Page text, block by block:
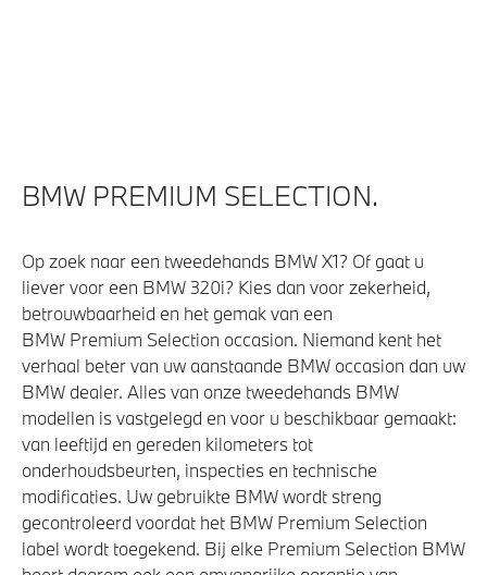
BMW PREMIUM SELECTION.
Op zoek naar een tweedehands BMW X1? Of gaat u
liever voor een BMW 320i? Kies dan voor zekerheid,
betrouwbaarheid en het gemak van een
BMW Premium Selection occasion. Niemand kent het
verhaal beter van uw aanstaande BMW occasion dan uw
BMW dealer. Alles van onze tweedehands BMW
modellen is vastgelegd en voor u beschikbaar gemaakt:
van leeftijd en gereden kilometers tot
onderhoudsbeurten, inspecties en technische
modificaties. Uw gebruikte BMW wordt streng
gecontroleerd voordat het BMW Premium Selection
label wordt toegekend. Bij elke Premium Selection BMW